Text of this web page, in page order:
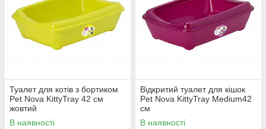
Туалет для котів з бортиком
Pet Nova KittyTray 42 см
жовтий
В наявності
Відкритий туалет для кішок
Pet Nova KittyTray Medium42
см
В наявності